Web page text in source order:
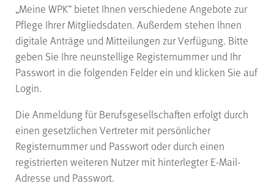
„Meine WPK“ bietet Ihnen verschiedene Angebote zur
Pflege Ihrer Mitgliedsdaten. Außerdem stehen Ihnen
digitale Anträge und Mitteilungen zur Verfügung. Bitte
geben Sie Ihre neunstellige Registernummer und Ihr
Passwort in die folgenden Felder ein und klicken Sie auf
Login.
Die Anmeldung für Berufsgesellschaften erfolgt durch
einen gesetzlichen Vertreter mit persönlicher
Registernummer und Passwort oder durch einen
registrierten weiteren Nutzer mit hinterlegter E-Mail-
Adresse und Passwort.